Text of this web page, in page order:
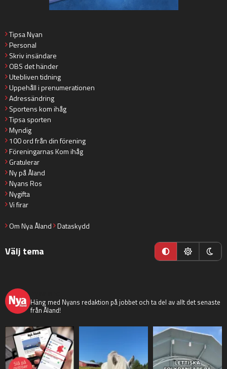
Tipsa Nyan
Personal
Skriv insändare
OBS det händer
Utebliven tidning
Uppehåll i prenumerationen
Adressändring
Sportens kom ihåg
Tipsa sporten
Myndig
100 ord från din förening
Föreningarnas Kom ihåg
Gratulerar
Ny på Åland
Nyans Ros
Nygifta
Vi firar
Om Nya Åland Dataskydd
Välj tema
Häng med Nyans redaktion på jobbet och ta del av allt det senaste
från Åland!